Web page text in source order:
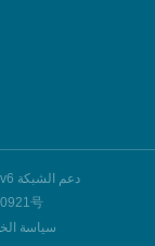
© 2026 Xiamen Baofeng Group Co.,LTD. IPv6 دعم الشبكة
号
سياسة